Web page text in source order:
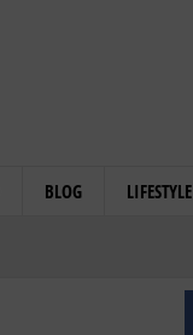
BLOG LIFESTYLE